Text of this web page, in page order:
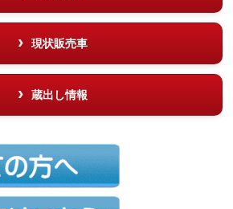
現状販売車
蔵出し情報